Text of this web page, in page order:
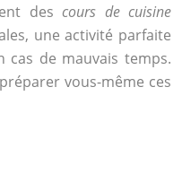
des cours de cuisine
une activité parfaite
de mauvais temps.
préparer vous-même ces